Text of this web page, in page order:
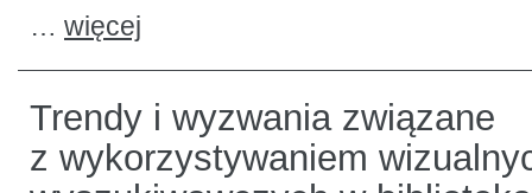
… więcej
Trendy i wyzwania związane
z wykorzystywaniem